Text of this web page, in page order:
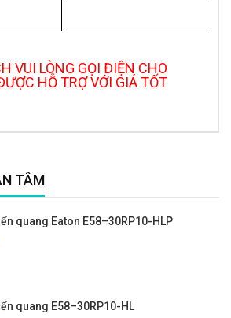
VUI LÒNG GỌI ĐIỆN CHO
HỖ TRỢ VỚI GIÁ TỐT
TÂM
quang Eaton E58–30RP10-HLP
quang E58–30RP10-HL